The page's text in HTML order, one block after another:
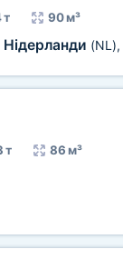
т 90 м³
Нідерланди (NL),
т 86 м³